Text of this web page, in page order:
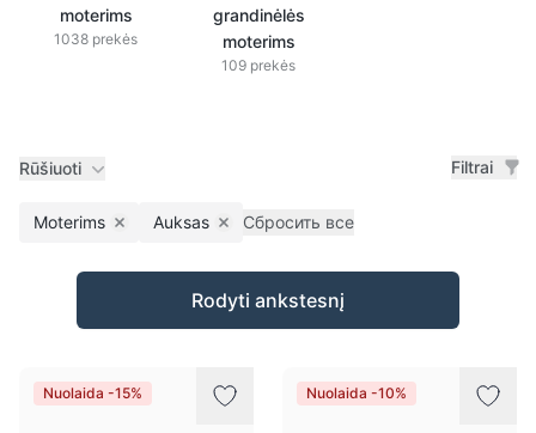
moterims
1038 prekės
grandinėlės
moterims
109 prekės
Rūšiuoti Filtrai
Moterims Remove filter
Auksas Remove filter
Сбросить все
Prekės
Rodyti ankstesnį
Nuolaida -15% Nuolaida -10%